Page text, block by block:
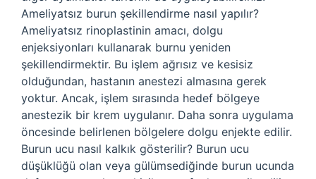
Ameliyatsız burun şekillendirme nasıl yapılır?
Ameliyatsız rinoplastinin amacı, dolgu
enjeksiyonları kullanarak burnu yeniden
şekillendirmektir. Bu işlem ağrısız ve kesisiz
olduğundan, hastanın anestezi almasına gerek
yoktur. Ancak, işlem sırasında hedef bölgeye
anestezik bir krem ​​uygulanır. Daha sonra uygulama
öncesinde belirlenen bölgelere dolgu enjekte edilir.
Burun ucu nasıl kalkık gösterilir? Burun ucu
düşüklüğü olan veya gülümsediğinde burun ucunda